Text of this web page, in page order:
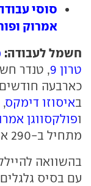
סוסי
אמרוק
חשמל לעבודה:
טרון 9
, טנדר
כארבעה
באיסוזו דימקס,
ופולקסווגן
מתחיל ב-290 אלף שקל.